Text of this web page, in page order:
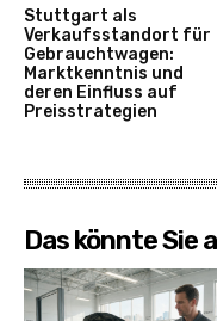
Stuttgart als
Verkaufsstandort für
Gebrauchtwagen:
Marktkenntnis und
deren Einfluss auf
Preisstrategien
Das könnte Sie